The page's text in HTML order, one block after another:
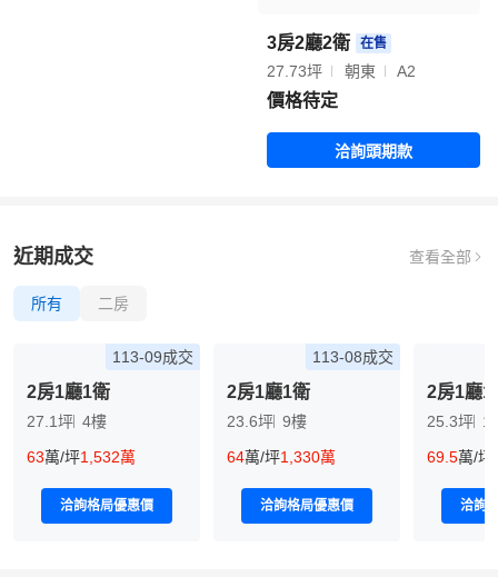
3房2廳2衛 在售
27.73坪 朝東 A2
價格待定
洽詢頭期款
近期成交 查看全部
所有 二房
113-09成交
2房1廳1衛
27.1坪 4樓
63萬/坪1,532萬
洽詢格局優惠價
113-08成交
2房1廳1衛
23.6坪 9樓
64萬/坪1,330萬
洽詢格局優惠價
2房1廳1
25.3坪
69.5萬/坪
洽詢